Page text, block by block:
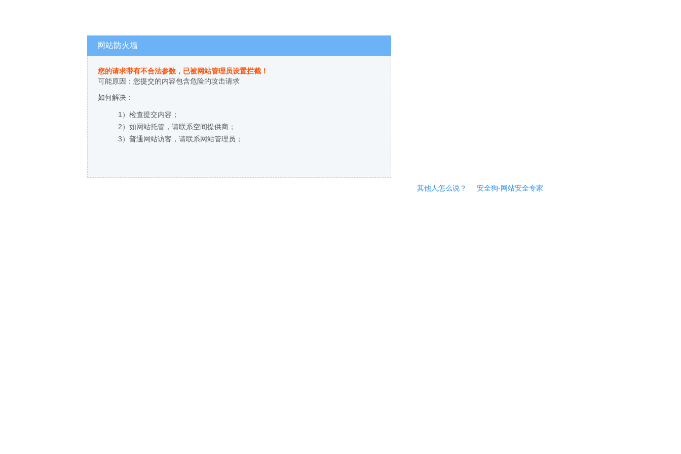
网站防火墙
您的请求带有不合法参数，已被网站管理员设置拦截！
可能原因：您提交的内容包含危险的攻击请求
如何解决：
1）检查提交内容；
2）如网站托管，请联系空间提供商；
3）普通网站访客，请联系网站管理员；
其他人怎么说？ 安全狗-网站安全专家